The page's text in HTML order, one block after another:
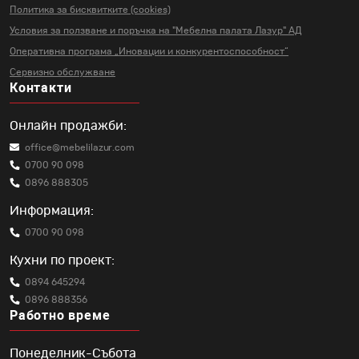
двойно легло, спални легла с включен матрак,
легло сандвич с повдигащ механизъм, легло с
повдигащ механизъм и подматрачна рамка и
изберете най-доброто за вас. Мебелна палата
Лазур е повече от 25 години на пазара на мебели
и с богатия си натрупан опит се стремим да
предложим на нашите клиенти оптимални
Следете и специалните ни предложения за легла
на промоция, легла с матраци и разгледайте
нашите легла цени и намаления.
Политика за бисквитките (cookies)
Условия за ползване и поръчка на "Мебелна палата Лазур" АД
Оперативна програма „Иновации и конкурентоспособност“
Сервизно обслужване
Контакти
Онлайн продажби:
office@mebelilazur.com
0700 90 098
0896 888305
Информация:
0700 90 098
Кухни по проект:
0894 645294
0896 888356
Работно време
Понеделник-Събота